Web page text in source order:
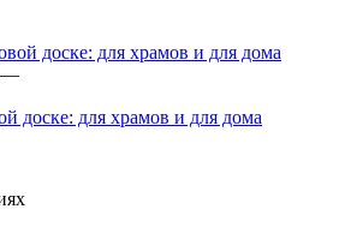
—
доске: для храмов и для дома